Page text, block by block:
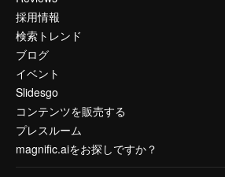
採用情報
検索トレンド
ブログ
イベント
Slidesgo
コンテンツを販売する
プレスルーム
magnific.aiをお探しですか？